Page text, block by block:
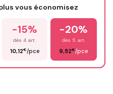
vous économisez
-15%
dès 4 art.
10,12€/pce
-20%
dès 5 art.
9,52€/pce